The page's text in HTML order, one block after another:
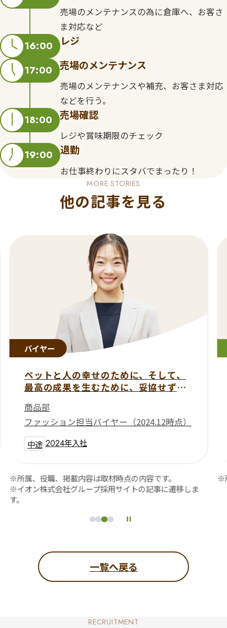
売場のメンテナンスの為に倉庫へ、お客さ
ま対応など
16:00 レジ
17:00 売場のメンテナンス
売場のメンテナンスや補充、お客さま対応
などを行う。
18:00 売場確認
レジや賞味期限のチェック
19:00 退勤
お仕事終わりにスタバでまったり！
MORE STORIES
他の記事を見る
バイヤー
ペットと人の幸せのために、 そして、
最高の成果を生むために、妥協せず、
商品部
ファッション担当バイヤー（2024.12時点）
中途 2024年入社
※所属、役職、掲載内容は取材時点の内容です。
※イオン株式会社グループ採用サイトの記事に遷移しま
す。
※
一覧へ戻る
RECRUITMENT